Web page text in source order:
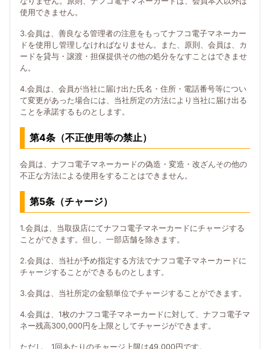
使用できません。
3.会員は、善良なる管理者の注意をもってナフコ電子マネーカー
ドを使用し管理しなければなりません。また、原則、会員は、カ
ードを貸与・譲渡・担保提供その他の処分をなすことはできませ
ん。
4.会員は、会員が当社に届け出た氏名・住所・電話番号等につい
て変更があった場合には、当社所定の方法により当社に届け出る
ことを承諾するものとします。
第4条（不正使用等の禁止）
会員は、ナフコ電子マネーカードの偽造・変造・改ざんその他の
不正な方法による使用をすることはできません。
第5条（チャージ）
1.会員は、当取扱店にてナフコ電子マネーカードにチャージする
ことができます。但し、一部店舗を除きます。
2.会員は、当社が予め指定する方法でナフコ電子マネーカードに
チャージすることができるものとします。
3.会員は、当社所定の金額単位でチャージすることができます。
4.会員は、1枚のナフコ電子マネーカードに対して、ナフコ電子マ
ネー残高300,000円を上限としてチャージができます。
ただし、1回あたりのチャージ上限は49,000円です。